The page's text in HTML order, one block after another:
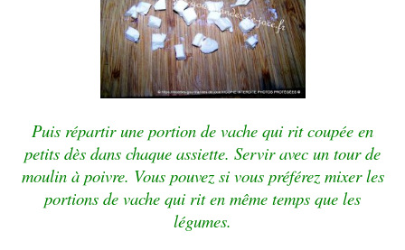
Puis répartir une portion de vache qui rit coupée en
petits dès dans chaque assiette. Servir avec un tour de
moulin à poivre. Vous pouvez si vous préférez mixer les
portions de vache qui rit en même temps que les
légumes.